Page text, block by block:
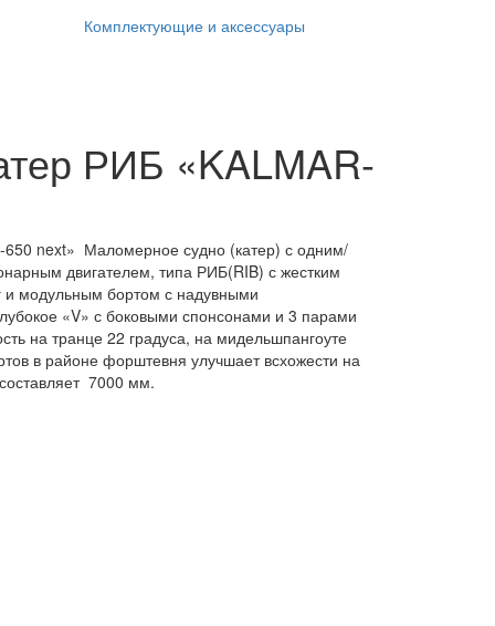
Комплектующие и аксессуары
РИБ «KALMAR-
next» Маломерное судно (катер) с одним/
двигателем, типа РИБ(RIB) с жестким
и модульным бортом с надувными
«V» с боковыми спонсонами и 3 парами
на транце 22 градуса, на мидельшпангоуте
в районе форштевня улучшает всхожести на
составляет 7000 мм.